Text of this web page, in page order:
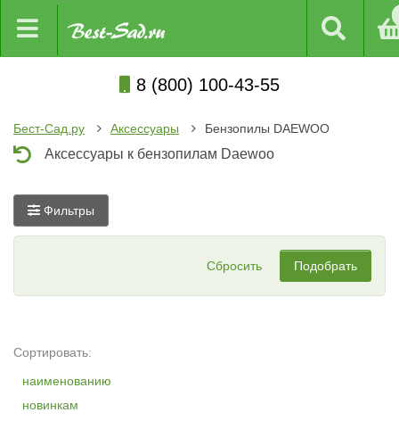
8 (800) 100-43-55
Бест-Сад.ру Аксессуары Бензопилы DAEWOO
Аксессуары к бензопилам Daewoo
Фильтры
Сбросить Подобрать
Сортировать:
наименованию
новинкам